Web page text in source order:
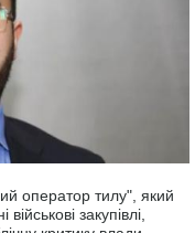
оператор тилу", який
закупівлі,